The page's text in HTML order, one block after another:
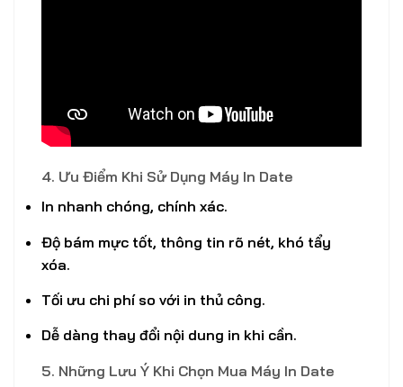
4. Ưu Điểm Khi Sử Dụng Máy In Date
In nhanh chóng, chính xác.
Độ bám mực tốt, thông tin rõ nét, khó tẩy
xóa.
Tối ưu chi phí so với in thủ công.
Dễ dàng thay đổi nội dung in khi cần.
5. Những Lưu Ý Khi Chọn Mua Máy In Date